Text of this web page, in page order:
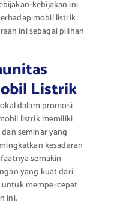
kebijakan ini
mobil listrik
ini sebagai pilihan
Listrik
dalam promosi
listrik memiliki
seminar yang
kesadaran
semakin
yang kuat dari
mempercepat
ini.